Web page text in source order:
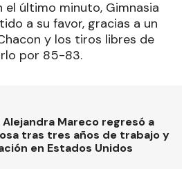
el último minuto, Gimnasia
a su favor, gracias a un
y los tiros libres de
por 85-83.
Alejandra Mareco regresó a
tras tres años de trabajo y
en Estados Unidos